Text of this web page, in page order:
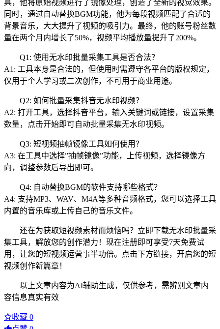
具，他将原始视频进行了镜像处理，创造了全新的视觉效果。
同时，通过自动替换BGM功能，他为每段视频匹配了合适的
背景音乐，大大提升了视频的吸引力。最终，他的账号粉丝数
量在两个月内增长了50%，视频平均播放量提升了200%。
Q1: 使用无水印批量采集工具是否合法？
A1: 工具本身是合法的，但使用时需遵守各平台的版权规定，
仅用于个人学习或二次创作，不可用于商业用途。
Q2: 如何批量采集抖音无水印视频？
A2: 打开工具，选择抖音平台，输入关键词或链接，设置采集
数量，点击开始即可自动批量采集无水印视频。
Q3: 短视频抽帧镜像工具如何使用？
A3: 在工具中选择”抽帧镜像”功能，上传视频，选择镜像方
向，调整参数后导出即可。
Q4: 自动替换BGM的软件支持哪些格式？
A4: 支持MP3、WAV、M4A等多种音频格式，您可以选择工具
内置的音乐库或上传自己的音乐文件。
还在为获取短视频素材而烦恼吗？立即下载无水印批量采
集工具，解放您的创作潜力！现在注册即可享受7天免费试
用，让您的短视频运营事半功倍。点击下方链接，开启您的短
视频创作新篇章！
以上文章内容为AI辅助生成，仅供参考，需辨别文章内
容信息真实有效
收藏 0